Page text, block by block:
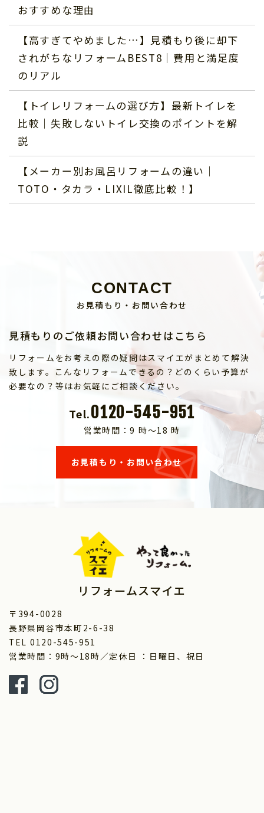
おすすめな理由
【高すぎてやめました…】見積もり後に却下
されがちなリフォームBEST8｜費用と満足度
のリアル
【トイレリフォームの選び方】最新トイレを
比較｜失敗しないトイレ交換のポイントを解
説
【メーカー別お風呂リフォームの違い｜
TOTO・タカラ・LIXIL徹底比較！】
CONTACT
お見積もり・お問い合わせ
見積もりのご依頼お問い合わせはこちら
リフォームをお考えの際の疑問はスマイエがまとめて解決
致します。こんなリフォームできるの？どのくらい予算が
必要なの？等はお気軽にご相談ください。
Tel.0120-545-951
営業時間：9 時～18 時
お見積もり・お問い合わせ
リフォームスマイエ
〒394-0028
長野県岡谷市本町2-6-38
TEL 0120-545-951
営業時間：9時～18時／定休日 ：日曜日、祝日